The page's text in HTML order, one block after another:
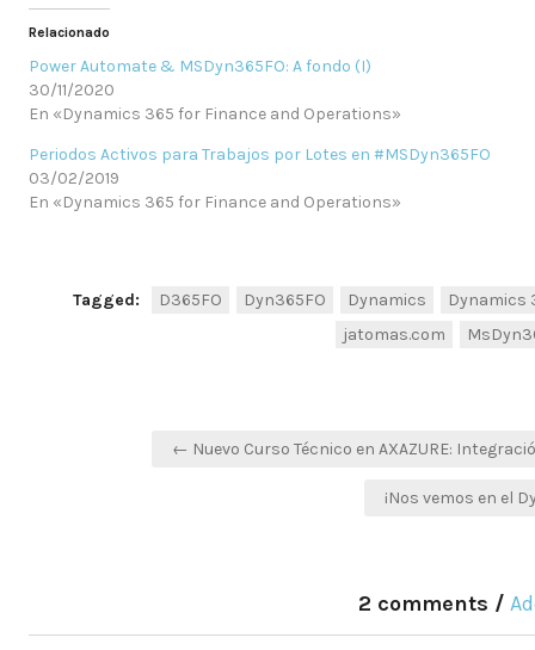
Relacionado
Power Automate & MSDyn365FO: A fondo (I)
30/11/2020
En «Dynamics 365 for Finance and Operations»
Periodos Activos para Trabajos por Lotes en #MSDyn365FO
03/02/2019
En «Dynamics 365 for Finance and Operations»
Tagged: D365FO Dyn365FO Dynamics
Dynamics
jatomas.com
Navegación← Nuevo Curso Técnico en AXAZURE:
¡Nos vemos en el
2 comments /